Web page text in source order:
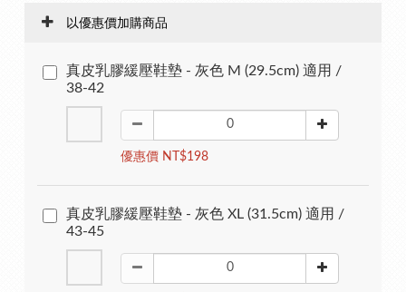
以優惠價加購商品
真皮乳膠緩壓鞋墊 - 灰色 M (29.5cm) 適用 /
38-42
優惠價 NT$198
真皮乳膠緩壓鞋墊 - 灰色 XL (31.5cm) 適用 /
43-45